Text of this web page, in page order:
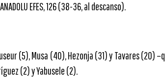
ANADOLU EFES, 126 (38-36, al descanso).
(5), Musa (40), Hezonja (31) y Tavares
(2) y Yabusele (2).